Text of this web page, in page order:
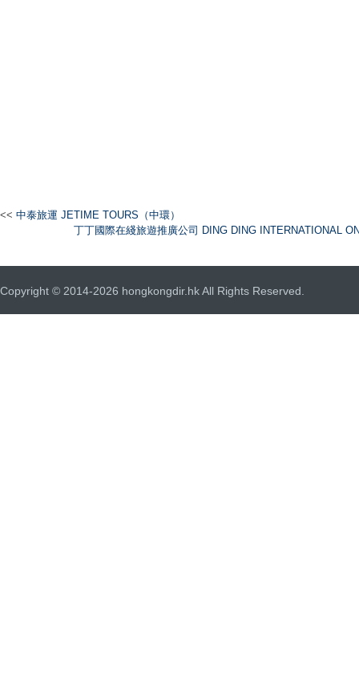
<< 中泰旅運 JETIME TOURS（中環）
丁丁國際在綫旅遊推廣公司 DING DING INTERNATIONAL
Copyright © 2014-2026 hongkongdir.hk All Rights Reserved.